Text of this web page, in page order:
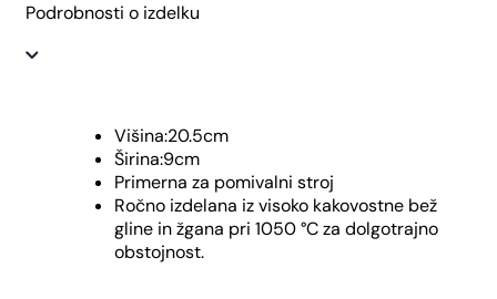
Podrobnosti o izdelku
Višina:20.5cm
Širina:9cm
Primerna za pomivalni stroj
Ročno izdelana iz visoko kakovostne bež
gline in žgana pri 1050 °C za dolgotrajno
obstojnost.